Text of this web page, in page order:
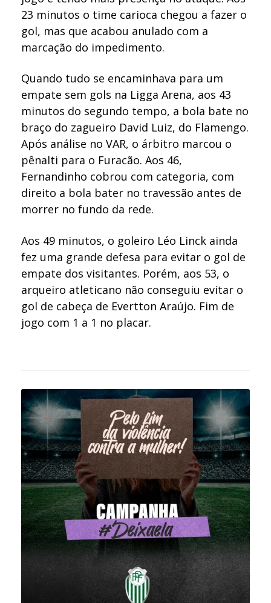
23 minutos o time carioca chegou a fazer o
gol, mas que acabou anulado com a
marcação do impedimento.
Quando tudo se encaminhava para um
empate sem gols na Ligga Arena, aos 43
minutos do segundo tempo, a bola bate no
braço do zagueiro David Luiz, do Flamengo.
Após análise no VAR, o árbitro marcou o
pênalti para o Furacão. Aos 46,
Fernandinho cobrou com categoria, com
direito a bola bater no travessão antes de
morrer no fundo da rede.
Aos 49 minutos, o goleiro Léo Linck ainda
fez uma grande defesa para evitar o gol de
empate dos visitantes. Porém, aos 53, o
arqueiro atleticano não conseguiu evitar o
gol de cabeça de Evertton Araújo. Fim de
jogo com 1 a 1 no placar.